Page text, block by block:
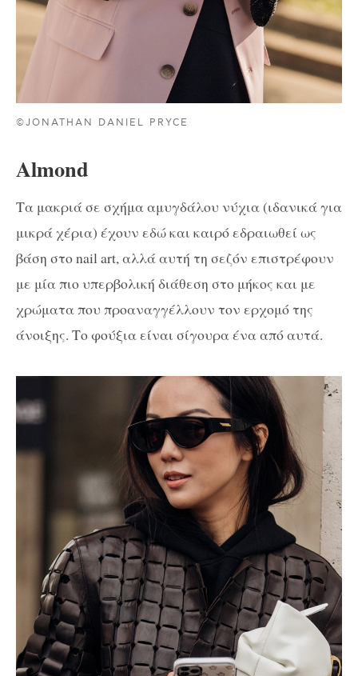
©JONATHAN DANIEL PRYCE
Almond
Tα μακριά σε σχήμα αμυγδάλου νύχια (ιδανικά για
μικρά χέρια) έχουν εδώ και καιρό εδραιωθεί ως
βάση στο nail art, αλλά αυτή τη σεζόν επιστρέφουν
με μία πιο υπερβολική διάθεση στο μήκος και με
χρώματα που προαναγγέλλουν τον ερχομό της
άνοιξης. Το φούξια είναι σίγουρα ένα από αυτά.